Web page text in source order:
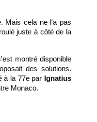
Mais cela ne l'a pas
juste à côté de la
montré disponible
des solutions.
à la 77e par Ignatius
Monaco.